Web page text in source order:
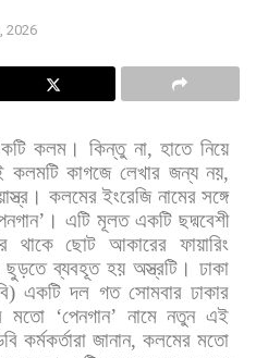
2026
কলম। কিন্তু না,হাতে নিয়ে
কলমটি কাগজে লেখার জন্য নয়,
কলমের ইংরেজি নামের সঙ্গে
’ । এটি মূলত একটি ছদ্মবেশী
থাকে ছোট আকারের ফায়ারিং
ছুড়তে ব্যবহূত হয় অস্ত্রটি। ঢাকা
) একটি দল গত সোমবার ঢাকার
মতো ‘পেনগান’ নামে নতুন এই
কর্মকর্তারা জানান, কলমের মতো